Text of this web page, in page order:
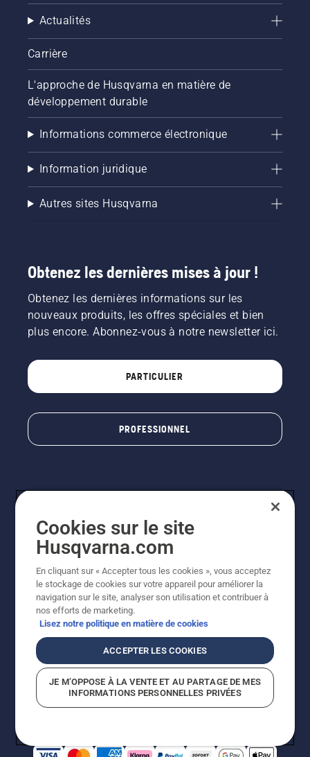
Actualités
Carrière
L'approche de Husqvarna en matière de
développement durable
Informations commerce électronique
Information juridique
Autres sites Husqvarna
Obtenez les dernières mises à jour !
Obtenez les dernières informations sur les
nouveaux produits, les offres spéciales et bien
plus encore. Abonnez-vous à notre newsletter ici.
PARTICULIER
PROFESSIONNEL
© Husqvarna AB (publ). Tous droits réservés. Les prix
indiqués sont à titre indicatif de Husqvarna Schweiz AG
aux revendeurs participants, prix en CHF, TVA 8,1 % et
TAR incluses. Sous réserve de modification. Tous les
prix indiqués sont des prix de vente recommandés (TVA
incluse), sauf si le produit est disponible pour un achat
Politique relative aux cookiesConditions d'utilisation
Avis de confidentialitéImpressionCGVL Shop en ligne
Signalement de violations présumées
Cookies sur le site
Husqvarna.com
En cliquant sur « Accepter tous les cookies », vous acceptez
le stockage de cookies sur votre appareil pour améliorer la
navigation sur le site, analyser son utilisation et contribuer à
nos efforts de marketing.
Lisez notre politique en matière de cookies
ACCEPTER LES COOKIES
JE M’OPPOSE À LA VENTE ET AU PARTAGE DE MES
INFORMATIONS PERSONNELLES PRIVÉES